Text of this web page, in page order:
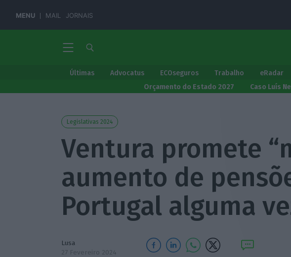
MENU MAIL JORNAIS
Últimas Advocatus ECOseguros Trabalho eRadar
Orçamento do Estado 2027
Caso Luís
Legislativas 2024
Ventura promete
aumento de
Portugal alguma
Lusa
27 Fevereiro 2024